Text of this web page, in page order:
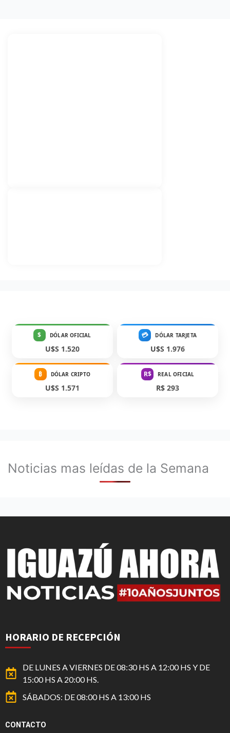
$ DÓLAR OFICIAL
U$S 1.520
💳 DÓLAR TARJETA
U$S 1.976
₿ DÓLAR CRIPTO
U$S 1.571
R$ REAL OFICIAL
R$ 293
Noticias mas leídas de la Semana
HORARIO DE RECEPCIÓN
DE LUNES A VIERNES DE 08:30 HS A 12:00 HS Y DE
15:00 HS A 20:00 HS.
SÁBADOS: DE 08:00 HS A 13:00 HS
CONTACTO